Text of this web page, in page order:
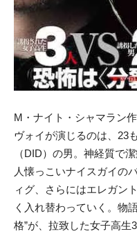
M・ナイト・シャマラン
ヴォイが演じるのは、23
（DID）の男。神経質で
人懐っこいナイスガイの
ィグ、さらにはエレガン
く入れ替わっていく。物
格”が、拉致した女子高